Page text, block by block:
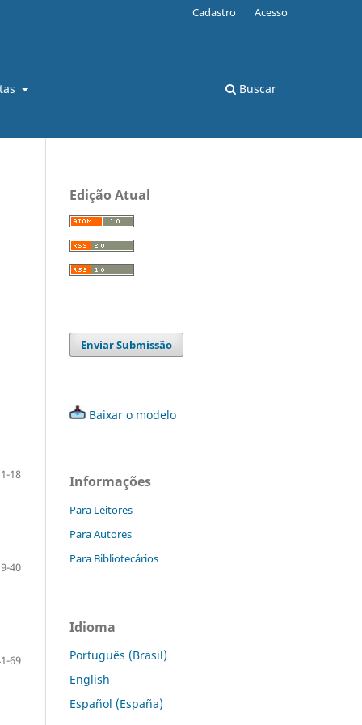
Buscar
Cadastro Acesso
1-18
40
69
Edição Atual
Enviar Submissão
Baixar o modelo
Informações
Para Leitores
Para Autores
Para Bibliotecários
Idioma
Português (Brasil)
English
Español (España)